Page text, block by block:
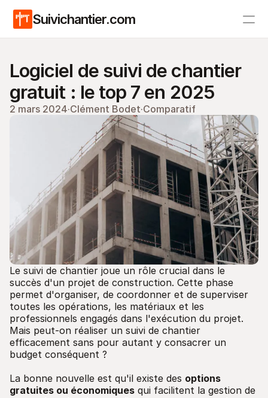
Suivichantier.com
Blog
Logiciel de suivi de chantier
gratuit : le top 7 en 2025
2 mars 2024·Clément Bodet·Comparatif
Le suivi de chantier joue un rôle crucial dans le
succès d'un projet de construction. Cette phase
permet d'organiser, de coordonner et de superviser
toutes les opérations, les matériaux et les
professionnels engagés dans l'exécution du projet.
Mais peut-on réaliser un suivi de chantier
efficacement sans pour autant y consacrer un
budget conséquent ?
La bonne nouvelle est qu'il existe des options
gratuites ou économiques qui facilitent la gestion de